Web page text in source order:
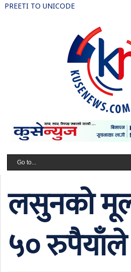
PREETI TO UNICODE
लसुनको
५० रुपैयाँले